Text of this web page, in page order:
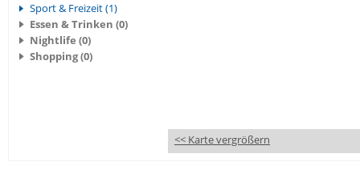
Sport & Freizeit (1)
Essen & Trinken (0)
Nightlife (0)
Shopping (0)
<< Karte vergrößern